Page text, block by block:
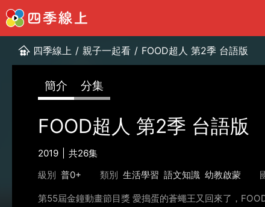
四季線上 / 親子一起看 / FOOD超人 第2季 台語版
簡介 分集
FOOD超人 第2季 台語版
2019
共26集
級別 普0+ 類別 生活學習 語文知識 幼教啟蒙
第55屆金鐘動畫節目獎 愛搗蛋的蒼蠅王又回來了，